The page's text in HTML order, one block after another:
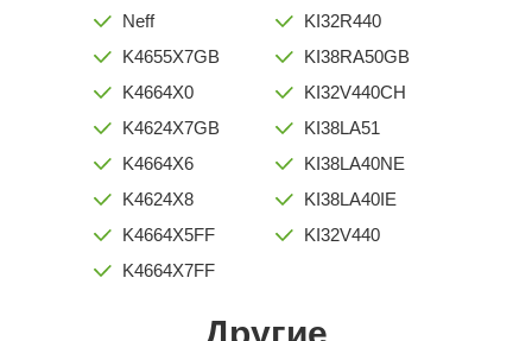
Neff
K4655X7GB
K4664X0
K4624X7GB
K4664X6
K4624X8
K4664X5FF
K4664X7FF
KI32R440
KI38RA50GB
KI32V440CH
KI38LA51
KI38LA40NE
KI38LA40IE
KI32V440
Другие